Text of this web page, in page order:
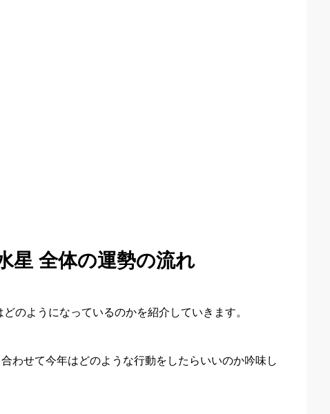
星 全体の運勢の流れ
のようになっているのかを紹介していきます。
わせて今年はどのような行動をしたらいいのか吟味し